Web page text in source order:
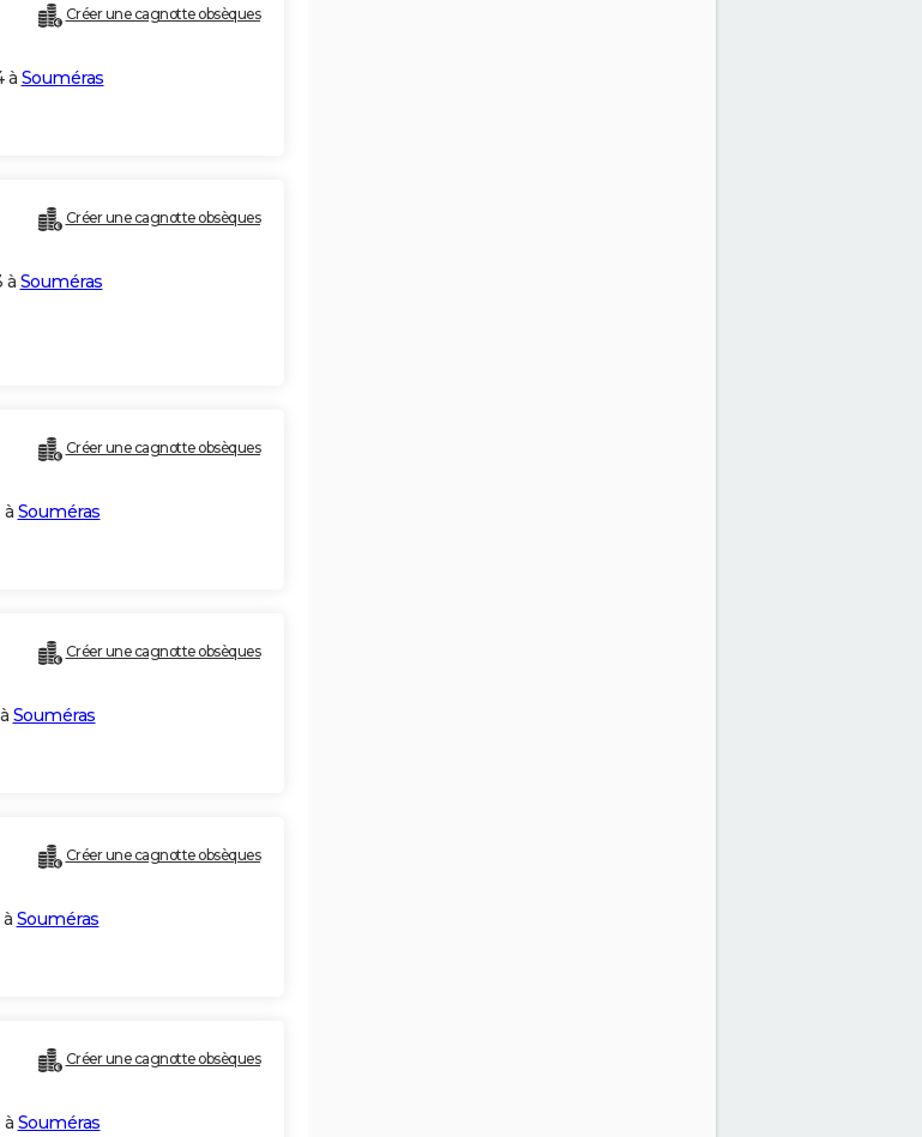
Créer une cagnotte obsèques
à Souméras
Créer une cagnotte obsèques
à Souméras
Créer une cagnotte obsèques
à Souméras
Créer une cagnotte obsèques
Souméras
Créer une cagnotte obsèques
Souméras
Créer une cagnotte obsèques
à Souméras